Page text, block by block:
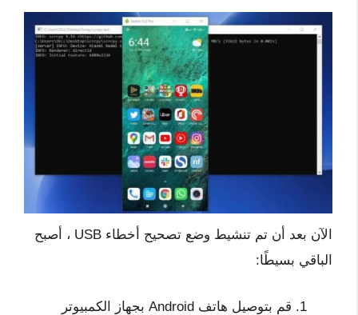
الآن بعد أن تم تنشيط وضع تصحيح أخطاء USB ، أصبح
الباقي بسيطًا:
قم بتوصيل هاتف Android بجهاز الكمبيوتر